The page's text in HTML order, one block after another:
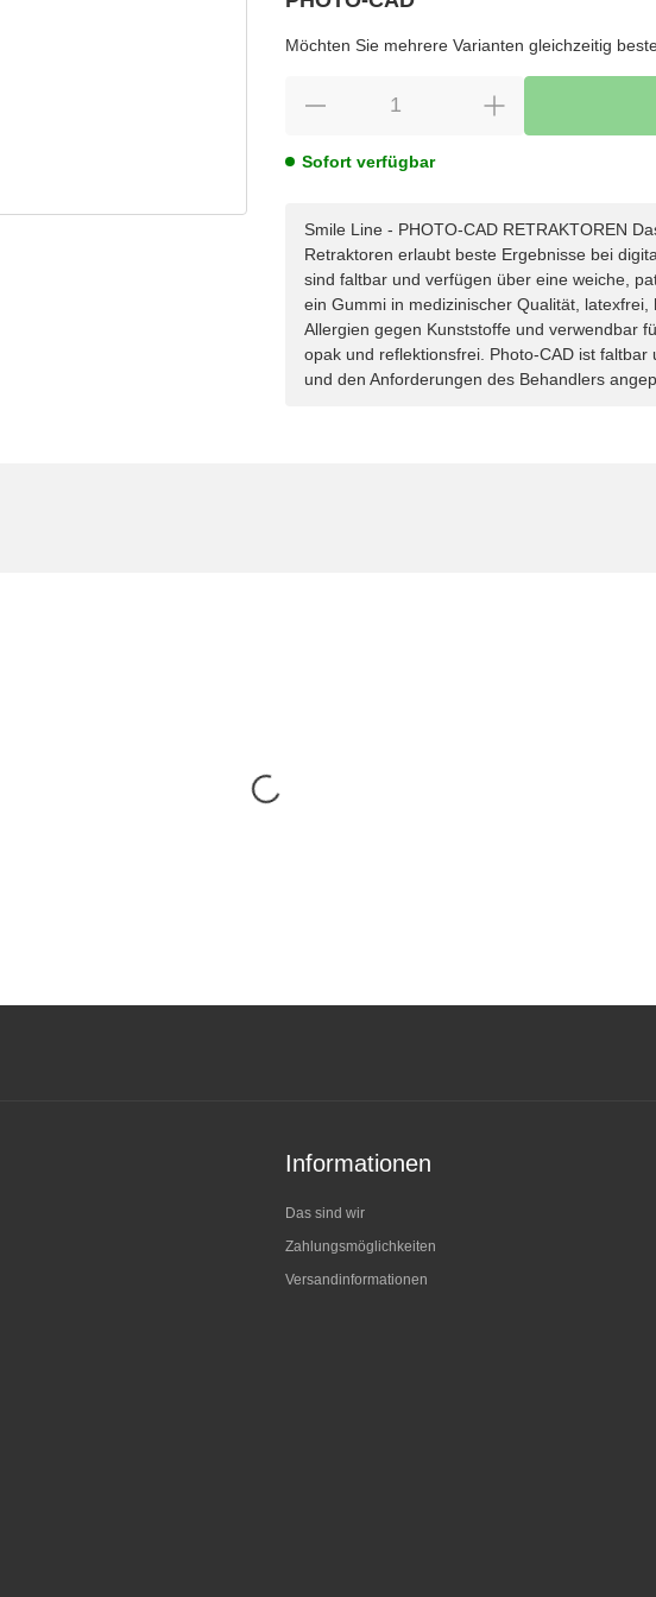
Möchten Sie mehrere Varianten gleichzeitig
Sofort verfügbar
Smile Line - PHOTO-CAD RETRAKTOREN
Retraktoren erlaubt beste Ergebnisse bei
sind faltbar und verfügen über eine weiche,
ein Gummi in medizinischer Qualität,
Allergien gegen Kunststoffe und verwendbar
opak und reflektionsfrei. Photo-CAD ist
und den Anforderungen des Behandlers
Informationen
Das sind wir
Zahlungsmöglichkeiten
Versandinformationen